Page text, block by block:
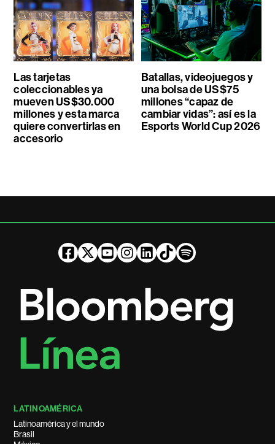
Las tarjetas
coleccionables ya
mueven US$30.000
millones y esta marca
quiere convertirlas en
accesorio
Batallas, videojuegos y
una bolsa de US$75
millones “capaz de
cambiar vidas”: así es la
Esports World Cup 2026
LATINOAMÉRICA
Latinoamérica y el mundo
Brasil